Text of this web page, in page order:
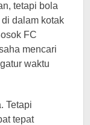
tetapi bola
dalam kotak
FC
mencari
waktu
Tetapi
tepat